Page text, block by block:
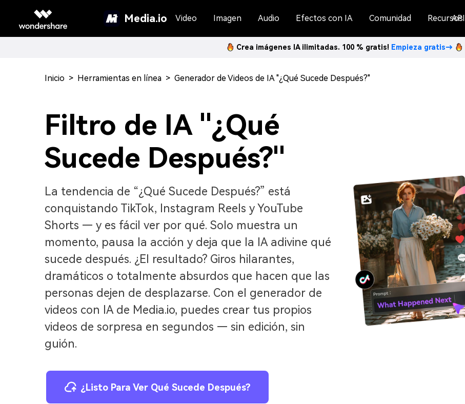
Media.io Video Imagen Audio Efectos con IA Comunidad Recursos
API
Crea imágenes IA ilimitadas. 100 % gratis! Empieza gratis→
Inicio > Herramientas en línea > Generador de Videos de IA "¿Qué Sucede Después?"
Filtro de IA "¿Qué
Sucede Después?"
La tendencia de “¿Qué Sucede Después?” está
conquistando TikTok, Instagram Reels y YouTube
Shorts — y es fácil ver por qué. Solo muestra un
momento, pausa la acción y deja que la IA adivine qué
sucede después. ¿El resultado? Giros hilarantes,
dramáticos o totalmente absurdos que hacen que las
personas dejen de desplazarse. Con el generador de
videos con IA de Media.io, puedes crear tus propios
videos de sorpresa en segundos — sin edición, sin
guión.
¿Listo Para Ver Qué Sucede Después?